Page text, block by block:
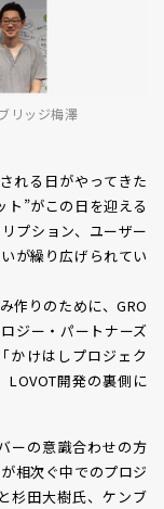
リッジ梅澤
れる日がやってきた
”がこの日を迎える
プション、ユーザー
が繰り広げられてい
作りのために、GRO
ジー・パートナーズ
かけはしプロジェク
LOVOT開発の裏側に
ーの意識合わせの方
相次ぐ中でのプロジ
杉田大樹氏、ケンブ